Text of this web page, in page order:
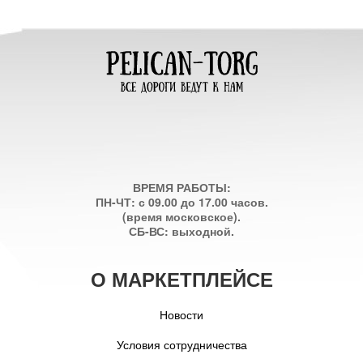
ВРЕМЯ РАБОТЫ:
ПН-ЧТ: с 09.00 до 17.00 часов.
(время московское).
СБ-ВС: выходной.
О МАРКЕТПЛЕЙСЕ
Новости
Условия сотрудничества